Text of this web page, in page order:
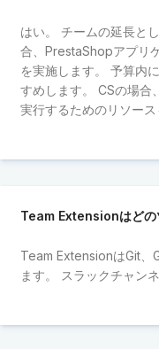
はい。 チームの延長と
合、PrestaShopアプリ
を実施します。 予算内
すめします。 CSの場合
実行するためのリソー
Team Extensionはどの
Team ExtensionはGit、
ます。 スラックチャン